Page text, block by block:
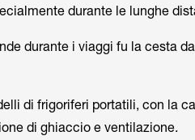
durante le lunghe
durante i viaggi fu la cesta
di frigoriferi portatili, con la
di ghiaccio e ventilazione.